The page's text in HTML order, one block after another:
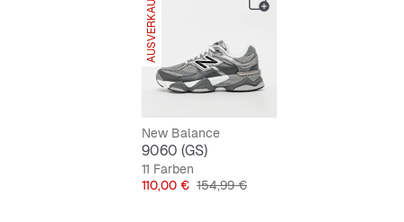
Rutschfest für sicheren Halt
Bequeme Polsterung innen
AUSVERKAUFT
New Balance
9060 (GS)
11 Farben
Preis
110,00 € Originalpreis
154,99 €